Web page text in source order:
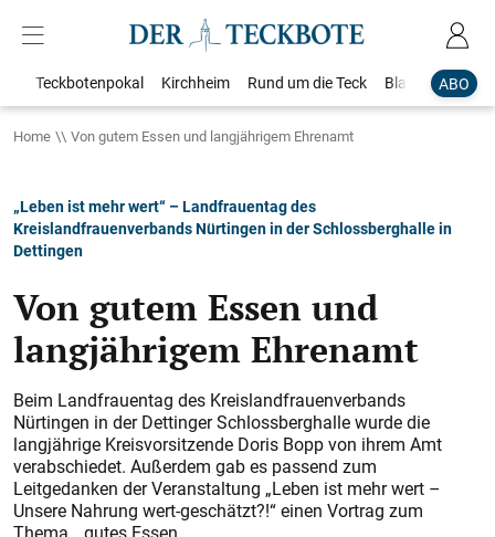
ABO
Teckbotenpokal Kirchheim Rund um die Teck Blaulicht
Home Von gutem Essen und langjährigem Ehrenamt
„Leben ist mehr wert“ – Landfrauentag des
Kreislandfrauenverbands Nürtingen in der Schlossberghalle in
Dettingen
Von gutem Essen und
langjährigem Ehrenamt
Beim Landfrauentag des Kreislandfrauenverbands
Nürtingen in der Dettinger Schlossberghalle wurde die
langjährige Kreisvorsitzende Doris Bopp von ihrem Amt
verabschiedet. Außerdem gab es passend zum
Leitgedanken der Veranstaltung „Leben ist mehr wert –
Unsere Nahrung wert-geschätzt?!“ einen Vortrag zum